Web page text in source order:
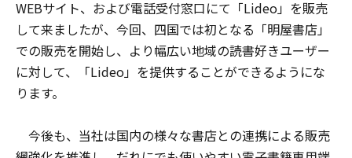
WEBサイト、および電話受付窓口にて「Lideo」を販売
して来ましたが、今回、四国では初となる「明屋書店」
での販売を開始し、より幅広い地域の読書好きユーザー
に対して、「Lideo」を提供することができるようにな
ります。
今後も、当社は国内の様々な書店との連携による販売